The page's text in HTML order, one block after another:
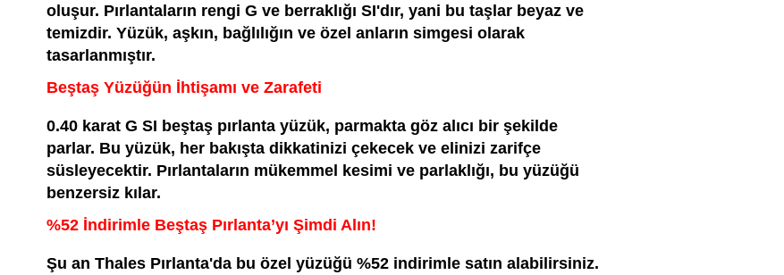
oluşur. Pırlantaların rengi G ve berraklığı SI'dır, yani bu taşlar beyaz ve
temizdir. Yüzük, aşkın, bağlılığın ve özel anların simgesi olarak
tasarlanmıştır.
Beştaş Yüzüğün İhtişamı ve Zarafeti
0.40 karat G SI beştaş pırlanta yüzük, parmakta göz alıcı bir şekilde
parlar. Bu yüzük, her bakışta dikkatinizi çekecek ve elinizi zarifçe
süsleyecektir. Pırlantaların mükemmel kesimi ve parlaklığı, bu yüzüğü
benzersiz kılar.
%52 İndirimle Beştaş Pırlanta’yı Şimdi Alın!
Şu an Thales Pırlanta'da bu özel yüzüğü %52 indirimle satın alabilirsiniz.